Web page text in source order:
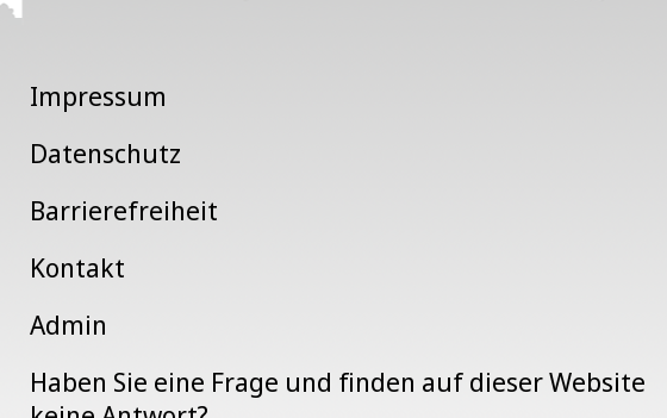
Impressum
Datenschutz
Barrierefreiheit
Kontakt
Admin
Haben Sie eine Frage und finden auf dieser Website